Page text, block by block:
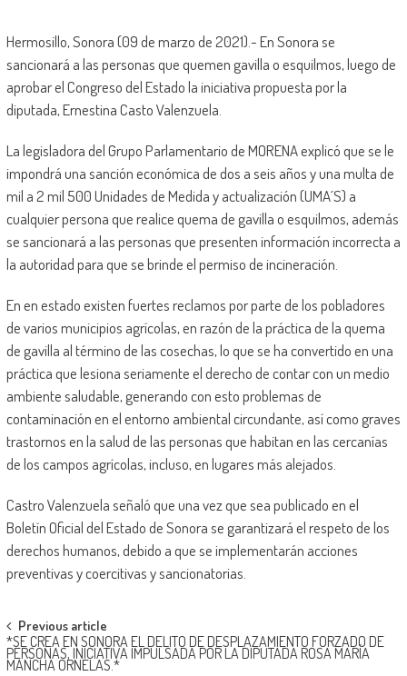
Hermosillo, Sonora (09 de marzo de 2021).- En Sonora se
sancionará a las personas que quemen gavilla o esquilmos, luego de
aprobar el Congreso del Estado la iniciativa propuesta por la
diputada, Ernestina Casto Valenzuela.
La legisladora del Grupo Parlamentario de MORENA explicó que se le
impondrá una sanción económica de dos a seis años y una multa de
mil a 2 mil 500 Unidades de Medida y actualización (UMA´S) a
cualquier persona que realice quema de gavilla o esquilmos, además
se sancionará a las personas que presenten información incorrecta a
la autoridad para que se brinde el permiso de incineración.
En en estado existen fuertes reclamos por parte de los pobladores
de varios municipios agrícolas, en razón de la práctica de la quema
de gavilla al término de las cosechas, lo que se ha convertido en una
práctica que lesiona seriamente el derecho de contar con un medio
ambiente saludable, generando con esto problemas de
contaminación en el entorno ambiental circundante, así como graves
trastornos en la salud de las personas que habitan en las cercanías
de los campos agrícolas, incluso, en lugares más alejados.
Castro Valenzuela señaló que una vez que sea publicado en el
Boletín Oficial del Estado de Sonora se garantizará el respeto de los
derechos humanos, debido a que se implementarán acciones
preventivas y coercitivas y sancionatorias.
Post
navigation
Previous article
*SE CREA EN SONORA EL DELITO DE DESPLAZAMIENTO FORZADO DE
PERSONAS, INICIATIVA IMPULSADA POR LA DIPUTADA ROSA MARÍA
MANCHA ORNELAS.*